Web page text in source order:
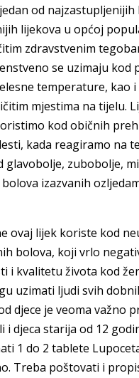
od najzastupljenijih
lijekova u općoj
zdravstvenim
se uzimaju kod
temperature, kao i
mjestima na tijelu.
kod običnih
kada reagiramo na
glavobolje, zubobolje,
izazvanih
ovaj lijek koriste kod
bolova, koji vrlo
i kvalitetu života kod
uzimati ljudi svih
djece je veoma važno
i djeca starija od 12
1 do 2 tablete
Treba poštovati i